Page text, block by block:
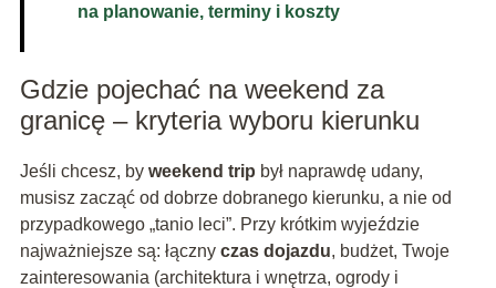
na planowanie, terminy i koszty
Gdzie pojechać na weekend za
granicę – kryteria wyboru kierunku
Jeśli chcesz, by weekend trip był naprawdę udany,
musisz zacząć od dobrze dobranego kierunku, a nie od
przypadkowego „tanio leci”. Przy krótkim wyjeździe
najważniejsze są: łączny czas dojazdu, budżet, Twoje
zainteresowania (architektura i wnętrza, ogrody i